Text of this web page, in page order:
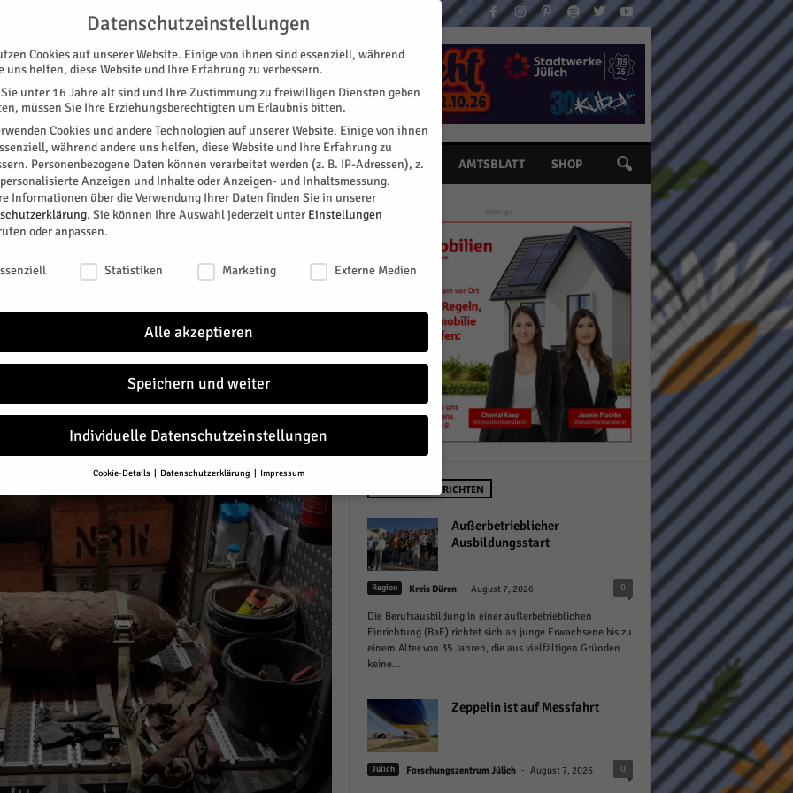
KONTAKT IMPRESSUM
SPEZIAL E-PAPER KINO GALERIE TERMINE AMTSBLATT SHOP
Baustelle in Aldenhoven, im Bereich des
2. Weltkrieg gefunden. Polizei, Feuerwehr,
waren umgehend vor Ort.
- Anzeige -
NEUSTE NACHRICHTEN
Außerbetrieblicher
Ausbildungsstart
Region Kreis Düren - August 7, 2026 0
Die Berufsausbildung in einer außerbetrieblichen
Einrichtung (BaE) richtet sich an junge Erwachsene bis zu
einem Alter von 35 Jahren, die aus vielfältigen Gründen
keine...
Zeppelin ist auf Messfahrt
Jülich Forschungszentrum Jülich - August 7, 2026 0
Datenschutzeinstellungen
Cookies auf unserer Website. Einige von ihnen sind essenziell, während
uns helfen, diese Website und Ihre Erfahrung zu verbessern.
unter 16 Jahre alt sind und Ihre Zustimmung zu freiwilligen Diensten geben
müssen Sie Ihre Erziehungsberechtigten um Erlaubnis bitten.
Cookies und andere Technologien auf unserer Website. Einige von ihnen
während andere uns helfen, diese Website und Ihre Erfahrung zu
Personenbezogene Daten können verarbeitet werden (z. B. IP-Adressen), z.
Anzeigen und Inhalte oder Anzeigen- und Inhaltsmessung.
Informationen über die Verwendung Ihrer Daten finden Sie in unserer
. Sie können Ihre Auswahl jederzeit unter Einstellungen
oder anpassen.
Statistiken Marketing Externe Medien
Alle akzeptieren
Speichern und weiter
Individuelle Datenschutzeinstellungen
Cookie-Details Datenschutzerklärung Impressum
Datenschutzeinstellungen
Sie unter 16 Jahre alt sind und Ihre Zustimmung zu freiwilligen Diensten geben
müssen Sie Ihre Erziehungsberechtigten um Erlaubnis bitten.
Cookies und andere Technologien auf unserer Website. Einige von ihnen
während andere uns helfen, diese Website und Ihre Erfahrung zu
Personenbezogene Daten können verarbeitet werden (z. B. IP-Adressen), z.
Anzeigen und Inhalte oder Anzeigen- und Inhaltsmessung.
Informationen über die Verwendung Ihrer Daten finden Sie in unserer
Sie eine Übersicht über alle verwendeten Cookies. Sie können Ihre
zu ganzen Kategorien geben oder sich weitere Informationen anzeigen
und so nur bestimmte Cookies auswählen.
akzeptieren
und weiter
Zurück